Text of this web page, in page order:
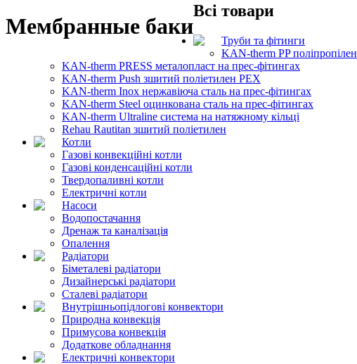
Мембранные баки
Всі товари
Труби та фітинги
KAN-therm PP поліпропілен
KAN-therm PRESS металопласт на прес-фітингах
KAN-therm Push зшитий поліетилен PEX
KAN-therm Inox нержавіюча сталь на прес-фітингах
KAN-therm Steel оцинкована сталь на прес-фітингах
KAN-therm Ultraline система на натяжному кільці
Rehau Rautitan зшитий поліетилен
Котли
Газові конвекційні котли
Газові конденсаційні котли
Твердопаливні котли
Електричні котли
Насоси
Водопостачання
Дренаж та каналізація
Опалення
Радіатори
Біметалеві радіатори
Дизайнерські радіатори
Сталеві радіатори
Внутрішньопідлогові конвектори
Природна конвекція
Примусова конвекція
Додаткове обладнання
Електричні конвектори